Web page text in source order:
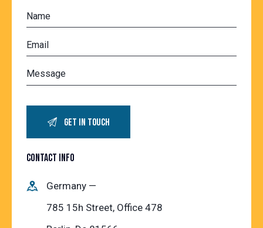
CONTACT INFO
Germany —
785 15h Street, Office 478